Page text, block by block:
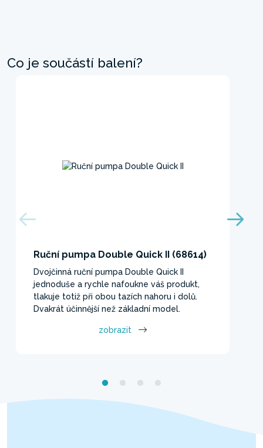
Co je součástí balení?
Ruční pumpa Double Quick II (68614)
Dvojčinná ruční pumpa Double Quick II
jednoduše a rychle nafoukne váš produkt,
tlakuje totiž při obou tazích nahoru i dolů.
Dvakrát účinnější než základní model.
zobrazit